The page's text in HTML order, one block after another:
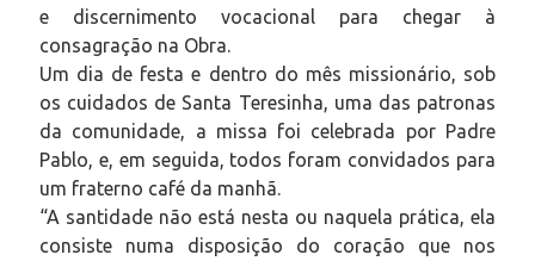
e discernimento vocacional para chegar à
consagração na Obra.
Um dia de festa e dentro do mês missionário, sob
os cuidados de Santa Teresinha, uma das patronas
da comunidade, a missa foi celebrada por Padre
Pablo, e, em seguida, todos foram convidados para
um fraterno café da manhã.
“A santidade não está nesta ou naquela prática, ela
consiste numa disposição do coração que nos